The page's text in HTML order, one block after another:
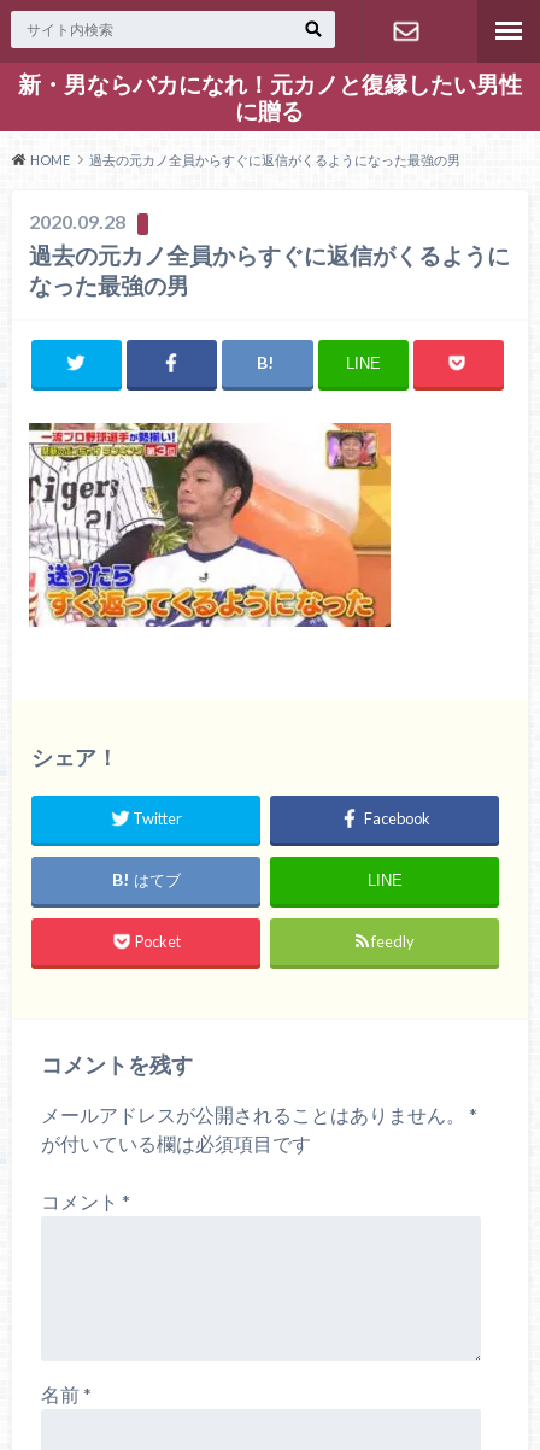
新・男ならバカになれ！元カノと復縁したい男性
に贈る
お問い合わ
HOME 過去の元カノ全員からすぐに返信がくるようになった最強の男
2020.09.28
過去の元カノ全員からすぐに返信がくるように
なった最強の男
LINE
シェア！
Twitter Facebook
はてブ LINE
Pocket feedly
コメントを残す
メールアドレスが公開されることはありません。
*
が付いている欄は必須項目です
コメント *
名前*